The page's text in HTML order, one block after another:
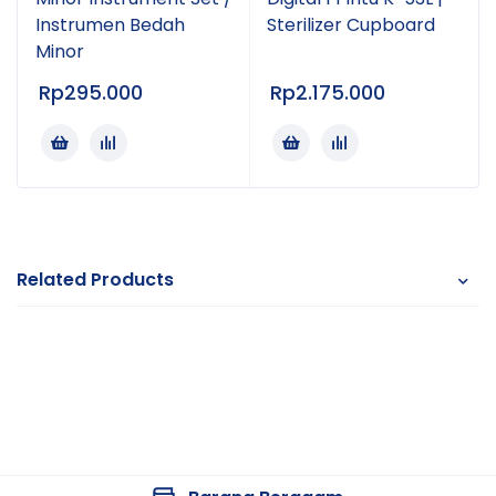
membantu distribusi panas dan UV lebih merata.
Material interior stainless steel premium dan kaca
tempered membuat sterilisator ini tahan lama serta
rumah sakit, klinik, laboratorium, homecare, salon,
Membantu sterilisasi alat medis
Instrumen Bedah
Minor
Rp295.000
Sterilizer Cupboard
Rp2.175.000
Related Products